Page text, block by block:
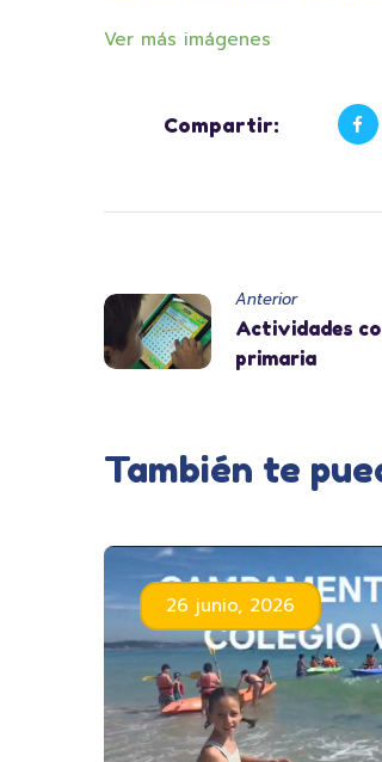
Ver más imágenes
Compartir:
Anterior
Actividades
primaria
También te
26 junio, 2026